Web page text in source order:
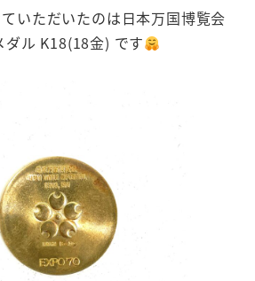
いただいたのは日本万国博覧会
ダル K18(18金) です